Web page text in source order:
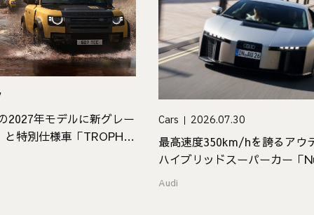
2027年モデルに新グレー
と特別仕様車「TROPHY
Cars 2026.07.30
最高速度350km/hを誇るアウ
ハイブリッドスーパーカー「
Audi